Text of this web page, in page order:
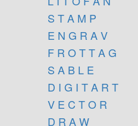
S T A M P
E N G R A V
F R O T T A G
S A B L E
D I G I T A R T
V E C T O R
D R A W